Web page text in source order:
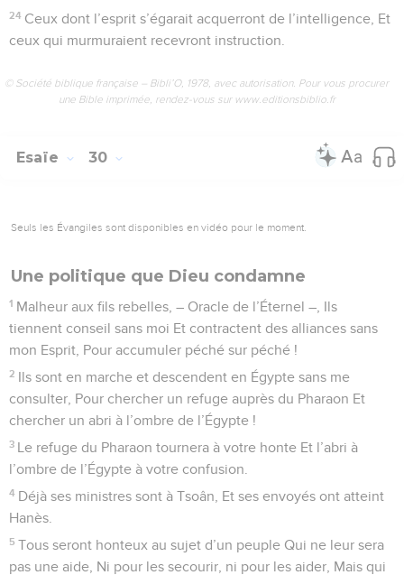
24 Ceux dont l’esprit s’égarait acquerront de l’intelligence, Et
ceux qui murmuraient recevront instruction.
© Société biblique française – Bibli’O, 1978, avec autorisation. Pour vous procurer
une Bible imprimée, rendez-vous sur www.editionsbiblio.fr
Esaïe 30
Seuls les Évangiles sont disponibles en vidéo pour le moment.
Une politique que Dieu condamne
1 Malheur aux fils rebelles, – Oracle de l’Éternel –, Ils
tiennent conseil sans moi Et contractent des alliances sans
mon Esprit, Pour accumuler péché sur péché !
2 Ils sont en marche et descendent en Égypte sans me
consulter, Pour chercher un refuge auprès du Pharaon Et
chercher un abri à l’ombre de l’Égypte !
3 Le refuge du Pharaon tournera à votre honte Et l’abri à
l’ombre de l’Égypte à votre confusion.
4 Déjà ses ministres sont à Tsoân, Et ses envoyés ont atteint
Hanès.
5 Tous seront honteux au sujet d’un peuple Qui ne leur sera
pas une aide, Ni pour les secourir, ni pour les aider, Mais qui